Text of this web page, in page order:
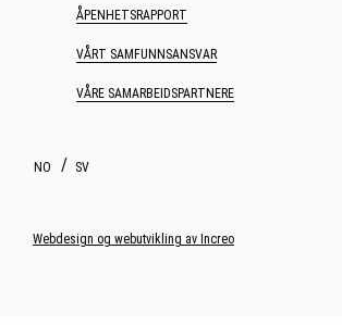
ÅPENHETSRAPPORT
VÅRT SAMFUNNSANSVAR
VÅRE SAMARBEIDSPARTNERE
NO SV
Webdesign og webutvikling av Increo